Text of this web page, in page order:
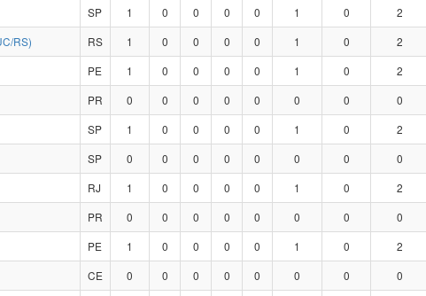
SP 1 0 0 0 0 1 0 2
RS)
RS 1 0 0 0 0 1 0 2
PE 1 0 0 0 0 1 0 2
PR 0 0 0 0 0 0 0 0
SP 1 0 0 0 0 1 0 2
SP 0 0 0 0 0 0 0 0
RJ 1 0 0 0 0 1 0 2
PR 0 0 0 0 0 0 0 0
PE 1 0 0 0 0 1 0 2
CE 0 0 0 0 0 0 0 0